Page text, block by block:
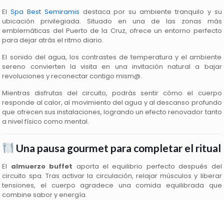
ElSpa Best Semiramis destaca por su ambiente tranquilo y su
ubicación privilegiada. Situado en una de las zonas más
emblemáticas del Puerto de la Cruz, ofrece un entorno perfecto
para dejar atrás el ritmo diario.
El sonido del agua, los contrastes de temperatura y el ambiente
sereno convierten la visita en una invitación natural a bajar
revoluciones y reconectar contigo mism@.
Mientras disfrutas del circuito, podrás sentir cómo el cuerpo
responde al calor, al movimiento del agua y al descanso profundo
que ofrecen sus instalaciones, logrando un efecto renovador tanto
a nivel físico como mental.
Una pausa gourmet para completar el ritual
El almuerzo buffet aporta el equilibrio perfecto después del
circuito spa. Tras activar la circulación, relajar músculos y liberar
tensiones, el cuerpo agradece una comida equilibrada que
combine sabor y energía.